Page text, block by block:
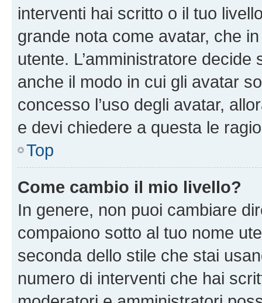
interventi hai scritto o il tuo
grande nota come avatar, che
utente. L’amministratore
anche il modo in cui gli avatar
concesso l’uso degli avatar,
e devi chiedere a questa le
Top
Come cambio il mio livello?
In genere, non puoi cambiare
compaiono sotto al tuo nome
seconda dello stile che stai
numero di interventi che hai